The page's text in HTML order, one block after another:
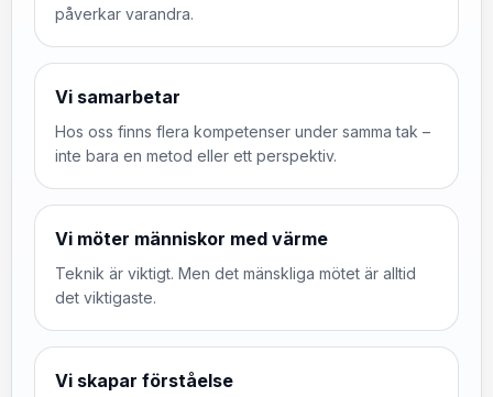
påverkar varandra.
Vi samarbetar
Hos oss finns flera kompetenser under samma tak –
inte bara en metod eller ett perspektiv.
Vi möter människor med värme
Teknik är viktigt. Men det mänskliga mötet är alltid
det viktigaste.
Vi skapar förståelse